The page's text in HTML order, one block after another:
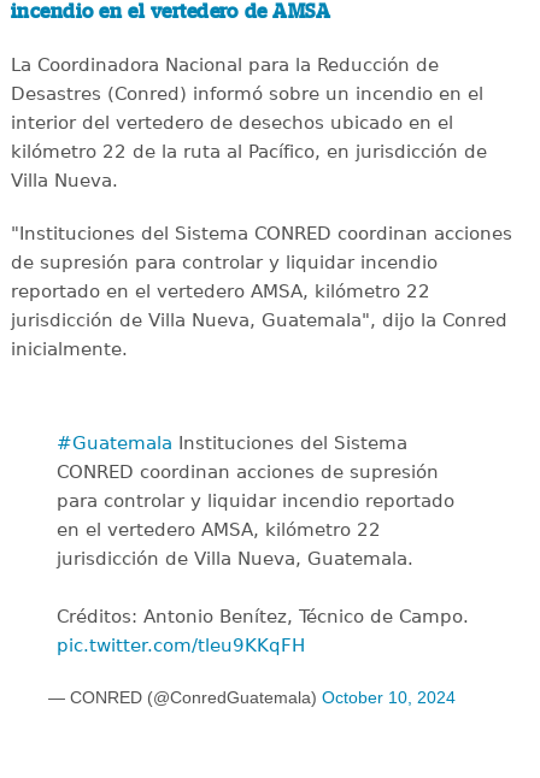
incendio en el vertedero de AMSA
La Coordinadora Nacional para la Reducción de
Desastres (Conred) informó sobre un incendio en el
interior del vertedero de desechos ubicado en el
kilómetro 22 de la ruta al Pacífico, en jurisdicción de
Villa Nueva.
"Instituciones del Sistema CONRED coordinan acciones
de supresión para controlar y liquidar incendio
reportado en el vertedero AMSA, kilómetro 22
jurisdicción de Villa Nueva, Guatemala", dijo la Conred
inicialmente.
#Guatemala Instituciones del Sistema
CONRED coordinan acciones de supresión
para controlar y liquidar incendio reportado
en el vertedero AMSA, kilómetro 22
jurisdicción de Villa Nueva, Guatemala.
Créditos: Antonio Benítez, Técnico de Campo.
pic.twitter.com/tleu9KKqFH
— CONRED (@ConredGuatemala) October 10, 2024